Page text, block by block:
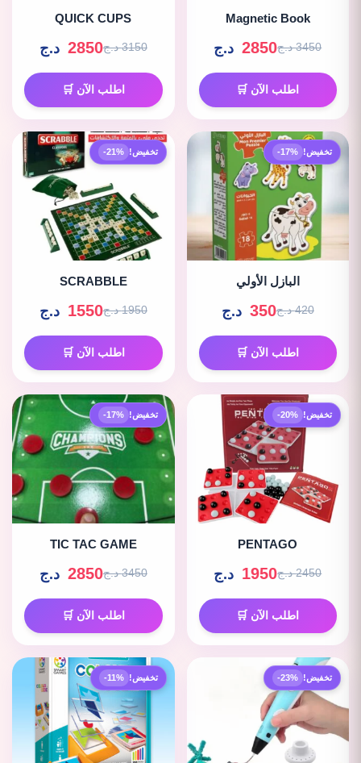
Magnetic Book
3450 د.ج 2850 د.ج
اطلب الآن 🛒
QUICK CUPS
3150 د.ج 2850 د.ج
اطلب الآن 🛒
تخفيض! -17%
البازل الأولي
420 د.ج 350 د.ج
اطلب الآن 🛒
تخفيض! -21%
SCRABBLE
1950 د.ج 1550 د.ج
اطلب الآن 🛒
تخفيض! -20%
PENTAGO
2450 د.ج 1950 د.ج
اطلب الآن 🛒
تخفيض! -17%
TIC TAC GAME
3450 د.ج 2850 د.ج
اطلب الآن 🛒
تخفيض! -23% تخفيض! -11%